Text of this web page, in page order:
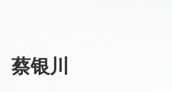
蔡银川